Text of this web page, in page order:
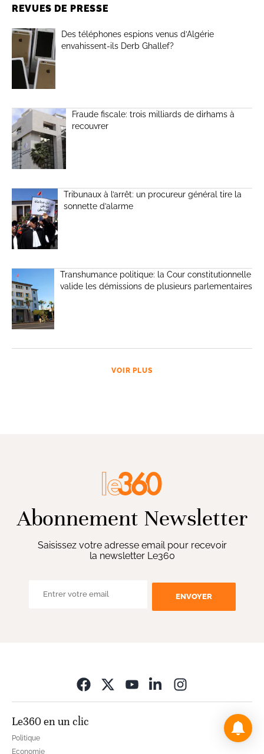
REVUES DE PRESSE
Des téléphones espions venus d’Algérie
envahissent-ils Derb Ghallef?
Fraude fiscale: trois milliards de dirhams à
recouvrer
Tribunaux à l’arrêt: un procureur général tire la
sonnette d’alarme
Transhumance politique: la Cour constitutionnelle
valide les démissions de plusieurs parlementaires
VOIR PLUS
Abonnement Newsletter
Saisissez votre adresse email pour recevoir
la newsletter Le360
ENVOYER
Le360 en un clic
Politique
Economie